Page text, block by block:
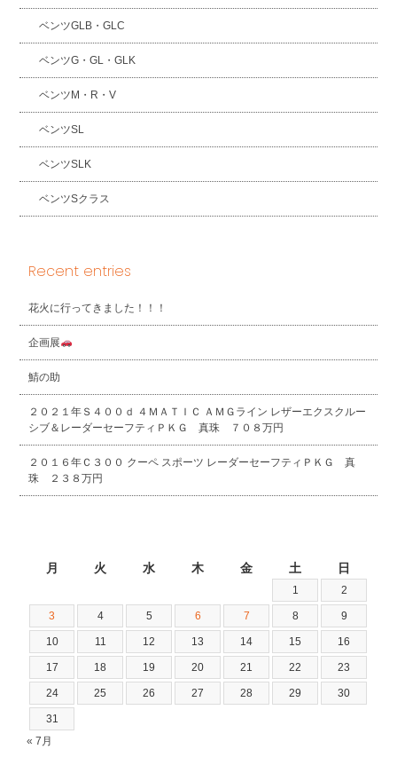
ベンツGLB・GLC
ベンツG・GL・GLK
ベンツM・R・V
ベンツSL
ベンツSLK
ベンツSクラス
Recent entries
花火に行ってきました！！！
企画展
鯖の助
２０２１年Ｓ４００ｄ ４ＭＡＴＩＣ ＡＭＧライン レザーエクスクルー
シブ＆レーダーセーフティＰＫＧ 真珠 ７０８万円
２０１６年Ｃ３００ クーペ スポーツ レーダーセーフティＰＫＧ 真
珠 ２３８万円
月 火 水 木 金 土 日
1 2
3 4 5 6 7 8 9
10 11 12 13 14 15 16
17 18 19 20 21 22 23
24 25 26 27 28 29 30
31
« 7月